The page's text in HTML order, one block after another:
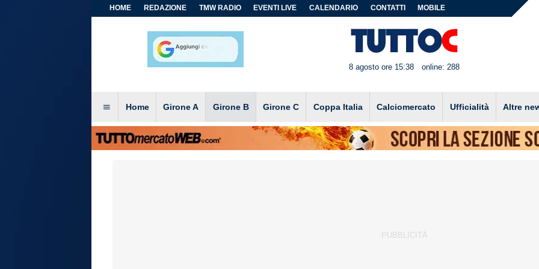
HOME REDAZIONE TMW RADIO EVENTI LIVE CALENDARIO CONTATTI MOBILE
8 agosto ore 15:38 online: 288
Home Girone A Girone B Girone C Coppa Italia Calciomercato Ufficialità Altre